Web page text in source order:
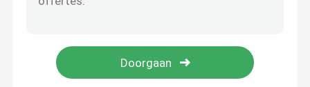
pendeloven
tunneloven